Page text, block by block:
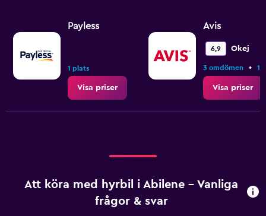
Payless
1 plats
Visa priser
Avis
6,9 Okej
3 omdömen • 1
Visa priser
Att köra med hyrbil i Abilene – Vanliga
frågor & svar